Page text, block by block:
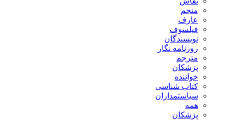
منجم
عارف
فیلسوف
نویسندگان
روزنامه نگار
مترجم
پزشکان
خواننده
کتاب شناسی
سیاستمداران
همه
پزشکان